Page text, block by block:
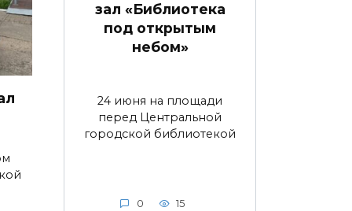
зал «Библиотека
под открытым
небом»
24 июня на площади
перед Центральной
городской библиотекой
0 15